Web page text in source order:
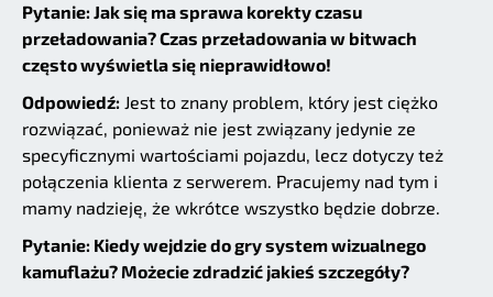
Pytanie: Jak się ma sprawa korekty czasu
przeładowania? Czas przeładowania w bitwach
często wyświetla się nieprawidłowo!
Odpowiedź: Jest to znany problem, który jest ciężko
rozwiązać, ponieważ nie jest związany jedynie ze
specyficznymi wartościami pojazdu, lecz dotyczy też
połączenia klienta z serwerem. Pracujemy nad tym i
mamy nadzieję, że wkrótce wszystko będzie dobrze.
Pytanie: Kiedy wejdzie do gry system wizualnego
kamuflażu? Możecie zdradzić jakieś szczegóły?